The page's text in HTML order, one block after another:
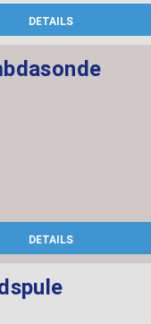
DETAILS
DETAILS